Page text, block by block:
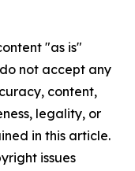
"as is"
not accept any
content,
legality, or
in this article.
issues